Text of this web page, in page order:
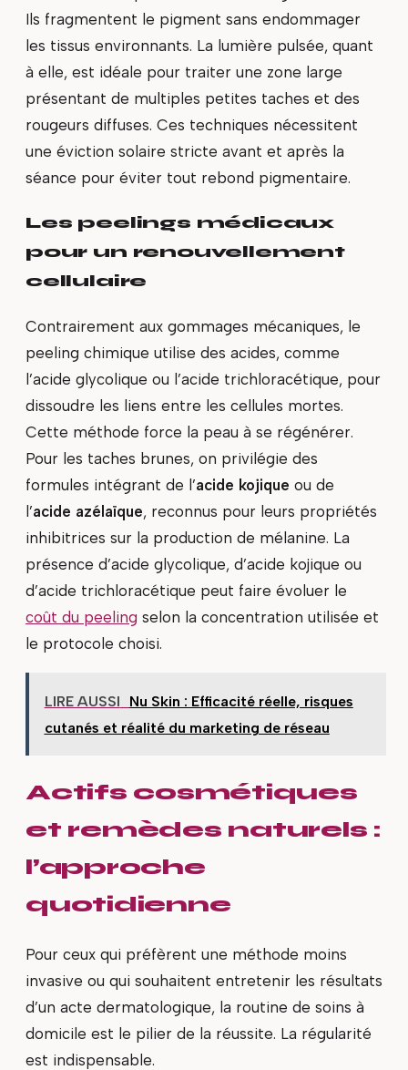
Ils fragmentent le pigment sans endommager
les tissus environnants. La lumière pulsée, quant
à elle, est idéale pour traiter une zone large
présentant de multiples petites taches et des
rougeurs diffuses. Ces techniques nécessitent
une éviction solaire stricte avant et après la
séance pour éviter tout rebond pigmentaire.
Les peelings médicaux
pour un renouvellement
cellulaire
Contrairement aux gommages mécaniques, le
peeling chimique utilise des acides, comme
l’acide glycolique ou l’acide trichloracétique, pour
dissoudre les liens entre les cellules mortes.
Cette méthode force la peau à se régénérer.
Pour les taches brunes, on privilégie des
formules intégrant de l’acide kojique ou de
l’acide azélaïque, reconnus pour leurs propriétés
inhibitrices sur la production de mélanine. La
présence d’acide glycolique, d’acide kojique ou
d’acide trichloracétique peut faire évoluer le
coût du peeling selon la concentration utilisée et
le protocole choisi.
LIRE AUSSI
Nu Skin : Efficacité réelle, risques
cutanés et réalité du marketing de réseau
Actifs cosmétiques
et remèdes naturels :
l’approche
quotidienne
Pour ceux qui préfèrent une méthode moins
invasive ou qui souhaitent entretenir les résultats
d’un acte dermatologique, la routine de soins à
domicile est le pilier de la réussite. La régularité
est indispensable.